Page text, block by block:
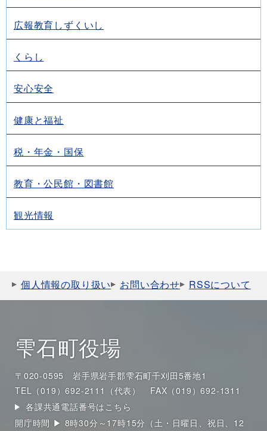
広報教育しずくいし
くらし
安心安全
健康と福祉
税・年金・国保
教育・公民館・図書館
観光情報
個人情報の取り扱い お問い合わせ RSSについて
雫石町役場
〒020-0595 岩手県岩手郡雫石町千刈田5番地1
TEL（019）692-2111（代表）
FAX（019）692-1311
各課共通電話番号はこちら
開庁時間 ▶ 8時30分～17時15分（土・日曜日、祝日、12